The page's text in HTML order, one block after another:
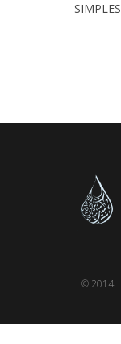
SIMPLES
© 2014